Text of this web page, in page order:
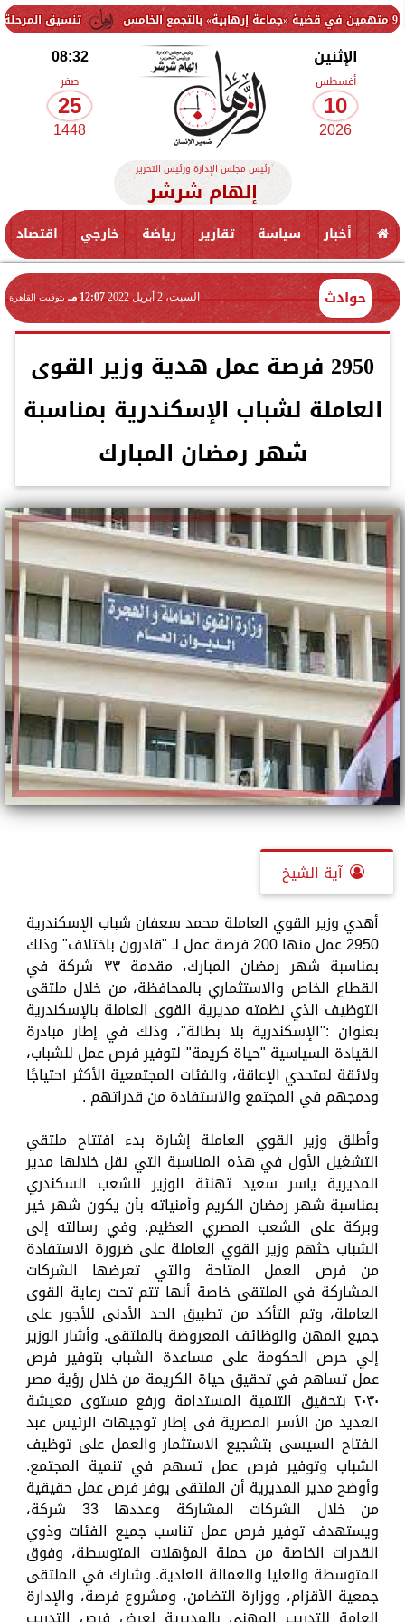
تنسيق المرحلة الأولى 2026.. مؤشرات علمي رياضة والحدود الدنيا قبل إعلان النتيجة
الإثنين
أغسطس
10
2026
08:32
صفر
25
1448
رئيس مجلس الإدارة ورئيس التحرير
إلهام شرشر
أخبار سياسة تقارير رياضة خارجي اقتصاد
حوادث السبت، 2 أبريل 2022 12:07 مـ بتوقيت القاهرة
2950 فرصة عمل هدية وزير القوى
العاملة لشباب الإسكندرية بمناسبة
شهر رمضان المبارك
آية الشيخ
أهدي وزير القوي العاملة محمد سعفان شباب الإسكندرية
2950 عمل منها 200 فرصة عمل لـ "قادرون باختلاف" وذلك
بمناسبة شهر رمضان المبارك، مقدمة ٣٣ شركة في
القطاع الخاص والاستثماري بالمحافظة، من خلال ملتقى
التوظيف الذي نظمته مديرية القوى العاملة بالإسكندرية
بعنوان :"الإسكندرية بلا بطالة"، وذلك في إطار مبادرة
القيادة السياسية "حياة كريمة" لتوفير فرص عمل للشباب،
ولائقة لمتحدي الإعاقة، والفئات المجتمعية الأكثر احتياجًا
ودمجهم في المجتمع والاستفادة من قدراتهم .
وأطلق وزير القوي العاملة إشارة بدء افتتاح ملتقي
التشغيل الأول في هذه المناسبة التي نقل خلالها مدير
المديرية ياسر سعيد تهنئة الوزير للشعب السكندري
بمناسبة شهر رمضان الكريم وأمنياته بأن يكون شهر خير
وبركة على الشعب المصري العظيم. وفي رسالته إلى
الشباب حثهم وزير القوي العاملة على ضرورة الاستفادة
من فرص العمل المتاحة والتي تعرضها الشركات
المشاركة في الملتقى خاصة أنها تتم تحت رعاية القوى
العاملة، وتم التأكد من تطبيق الحد الأدنى للأجور على
جميع المهن والوظائف المعروضة بالملتقى. وأشار الوزير
إلي حرص الحكومة على مساعدة الشباب بتوفير فرص
عمل تساهم في تحقيق حياة الكريمة من خلال رؤية مصر
٢٠٣٠ بتحقيق التنمية المستدامة ورفع مستوى معيشة
العديد من الأسر المصرية فى إطار توجيهات الرئيس عبد
الفتاح السيسى بتشجيع الاستثمار والعمل على توظيف
الشباب وتوفير فرص عمل تسهم في تنمية المجتمع.
وأوضح مدير المديرية أن الملتقى يوفر فرص عمل حقيقية
من خلال الشركات المشاركة وعددها 33 شركة،
ويستهدف توفير فرص عمل تناسب جميع الفئات وذوي
القدرات الخاصة من حملة المؤهلات المتوسطة، وفوق
المتوسطة والعليا والعمالة العادية. وشارك في الملتقى
جمعية الأقزام، ووزارة التضامن، ومشروع فرصة، والإدارة